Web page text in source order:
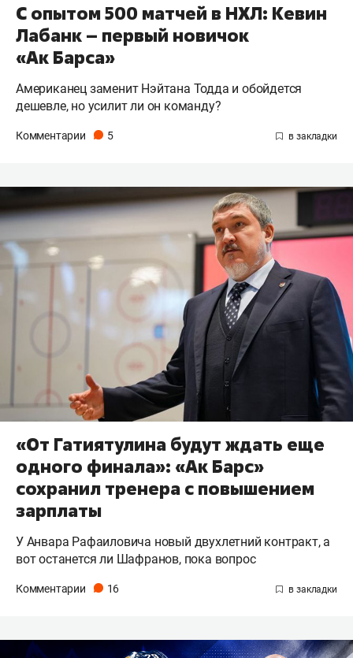
С опытом 500 матчей в НХЛ: Кевин
Лабанк – первый новичок
«Ак Барса»
Американец заменит Нэйтана Тодда и обойдется
дешевле, но усилит ли он команду?
Комментарии 5
«От Гатиятулина будут ждать еще
одного финала»: «Ак Барс»
сохранил тренера с повышением
зарплаты
У Анвара Рафаиловича новый двухлетний контракт, а
вот останется ли Шафранов, пока вопрос
Комментарии 16